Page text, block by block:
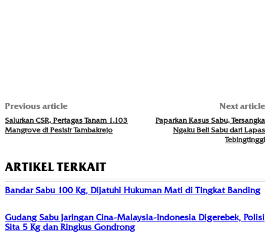
Previous article
Salurkan CSR, Pertagas Tanam 1.103
Mangrove di Pesisir Tambakrejo
Next article
Paparkan Kasus Sabu, Tersangka
Ngaku Beli Sabu dari Lapas
Tebingtinggi
ARTIKEL TERKAIT
Bandar Sabu 100 Kg, Dijatuhi Hukuman Mati di Tingkat Banding
Gudang Sabu Jaringan Cina-Malaysia-Indonesia Digerebek, Polisi
Sita 5 Kg dan Ringkus Gondrong